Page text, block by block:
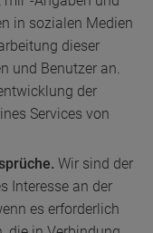
in sozialen Medien
dieser
und Benutzer an.
der
Services von
Wir sind der
Interesse an der
es erforderlich